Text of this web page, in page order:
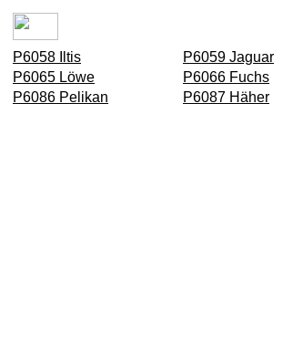
P6058 Iltis P6059 Jaguar
P6065 Löwe
P6066 Fuchs
P6086 Pelikan
P6087 Häher